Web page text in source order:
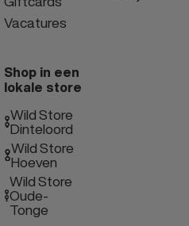
Vacatures
Shop in een
lokale store
Wild Store
Dinteloord
Wild Store
Hoeven
Wild Store
Oude-
Tonge